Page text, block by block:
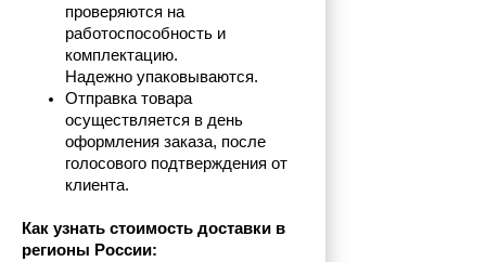
проверяются на
работоспособность и
комплектацию.
Надежно упаковываются.
Отправка товара
осуществляется в день
оформления заказа, после
голосового подтверждения от
клиента.
Как узнать стоимость доставки в
регионы России: